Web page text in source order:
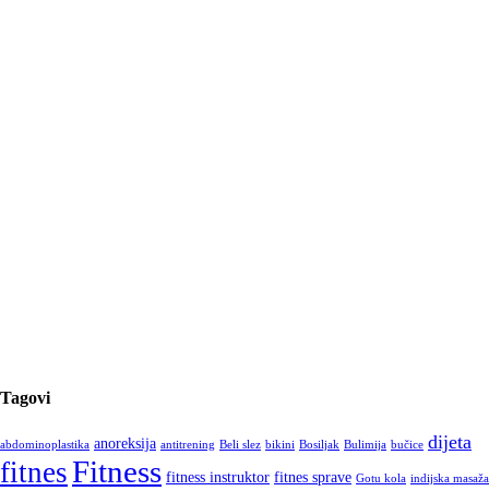
Tagovi
abdominoplastika anoreksija antitrening Beli slez bikini Bosiljak Bulimija bučice dijeta
fitnesFitness fitness instruktor fitnes sprave Gotu kola indijska masaža